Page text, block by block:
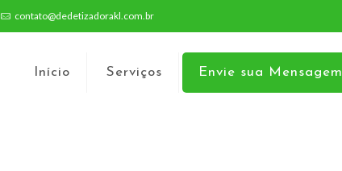
contato@dedetizadorakl.com.br
Início Serviços Envie sua Mensagem